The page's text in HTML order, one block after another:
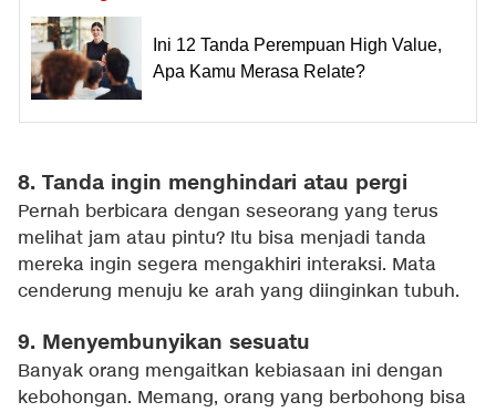
Ini 12 Tanda Perempuan High Value,
Apa Kamu Merasa Relate?
8. Tanda ingin menghindari atau pergi
Pernah berbicara dengan seseorang yang terus
melihat jam atau pintu? Itu bisa menjadi tanda
mereka ingin segera mengakhiri interaksi. Mata
cenderung menuju ke arah yang diinginkan tubuh.
9. Menyembunyikan sesuatu
Banyak orang mengaitkan kebiasaan ini dengan
kebohongan. Memang, orang yang berbohong bisa